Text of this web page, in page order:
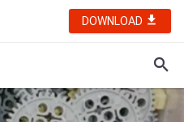
DOWNLOAD